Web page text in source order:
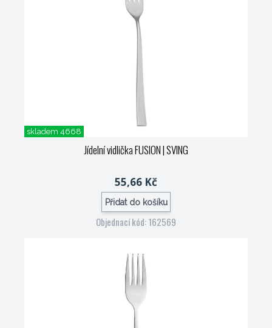
skladem 4668
Jídelní vidlička FUSION| SVING
55,66 Kč
Přidat do košíku
Objednací kód: 162569